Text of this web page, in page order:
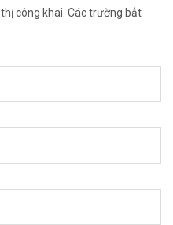
𝘉𝘪𝘯𝘢𝘯𝘤𝘦 𝘯ổ𝘪 𝘵𝘪ế𝘯𝘨 𝘯𝘩ấ𝘵
công khai. Các trường bắt